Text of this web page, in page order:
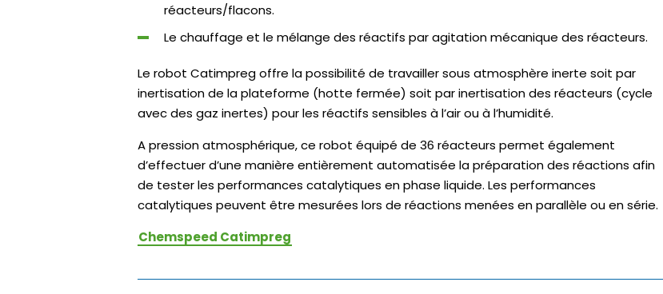
réacteurs/flacons.
Le chauffage et le mélange des réactifs par agitation mécanique des réacteurs.
Le robot Catimpreg offre la possibilité de travailler sous atmosphère inerte soit par
inertisation de la plateforme (hotte fermée) soit par inertisation des réacteurs (cycle
avec des gaz inertes) pour les réactifs sensibles à l’air ou à l’humidité.
A pression atmosphérique, ce robot équipé de 36 réacteurs permet également
d’effectuer d’une manière entièrement automatisée la préparation des réactions afin
de tester les performances catalytiques en phase liquide. Les performances
catalytiques peuvent être mesurées lors de réactions menées en parallèle ou en série.
Chemspeed Catimpreg